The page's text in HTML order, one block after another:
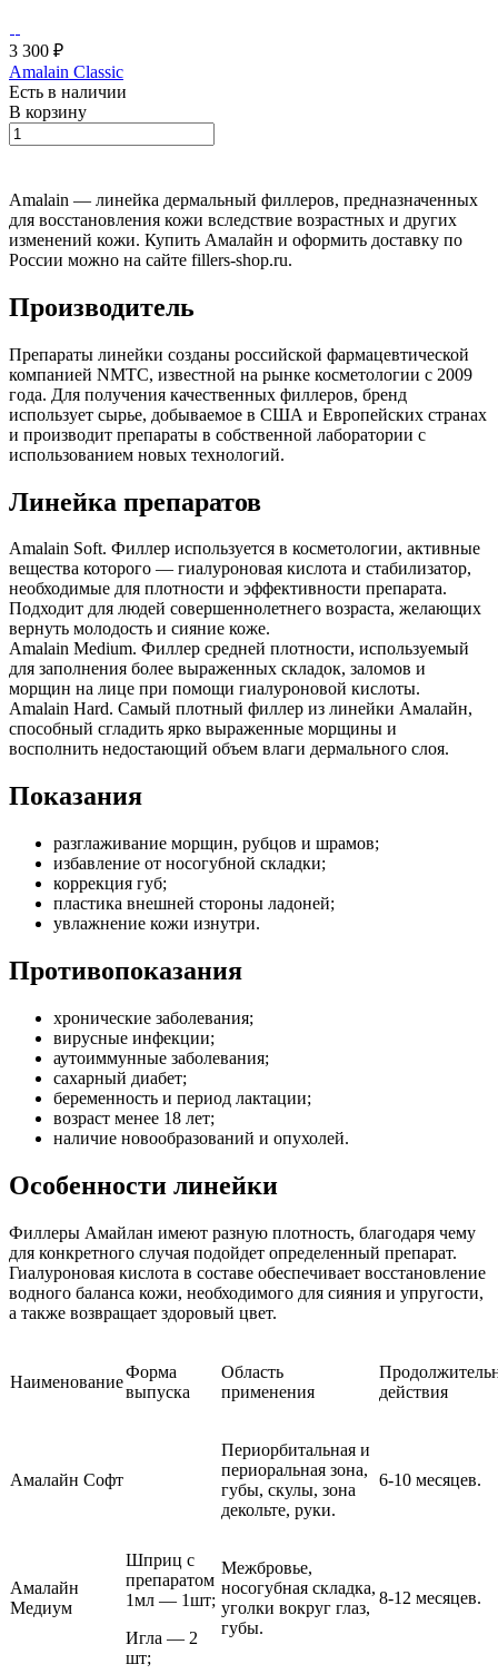
3 300 ₽
Amalain Classic
Есть в наличии
В корзину
Amalain — линейка дермальный филлеров, предназначенных
для восстановления кожи вследствие возрастных и других
изменений кожи. Купить Амалайн и оформить доставку по
России можно на сайте fillers-shop.ru.
Производитель
Препараты линейки созданы российской фармацевтической
компанией NMTC, известной на рынке косметологии с 2009
года. Для получения качественных филлеров, бренд
использует сырье, добываемое в США и Европейских странах
и производит препараты в собственной лаборатории с
использованием новых технологий.
Линейка препаратов
Amalain Soft. Филлер используется в косметологии, активные
вещества которого — гиалуроновая кислота и стабилизатор,
необходимые для плотности и эффективности препарата.
Подходит для людей совершеннолетнего возраста, желающих
вернуть молодость и сияние коже.
Amalain Medium. Филлер средней плотности, используемый
для заполнения более выраженных складок, заломов и
морщин на лице при помощи гиалуроновой кислоты.
Amalain Hard. Самый плотный филлер из линейки Амалайн,
способный сгладить ярко выраженные морщины и
восполнить недостающий объем влаги дермального слоя.
Показания
разглаживание морщин, рубцов и шрамов;
избавление от носогубной складки;
коррекция губ;
пластика внешней стороны ладоней;
увлажнение кожи изнутри.
Противопоказания
хронические заболевания;
вирусные инфекции;
аутоиммунные заболевания;
сахарный диабет;
беременность и период лактации;
возраст менее 18 лет;
наличие новообразований и опухолей.
Особенности линейки
Филлеры Амайлан имеют разную плотность, благодаря чему
для конкретного случая подойдет определенный препарат.
Гиалуроновая кислота в составе обеспечивает восстановление
водного баланса кожи, необходимого для сияния и упругости,
а также возвращает здоровый цвет.
Наименование
Форма
выпуска
Область
применения
действия
Амалайн Софт
Шприц с
препаратом
1мл — 1шт;
Игла — 2
шт;
Периорбитальная и
периоральная зона,
губы, скулы, зона
декольте, руки.
6-10 месяцев.
Амалайн
Медиум
Межбровье,
носогубная складка,
уголки вокруг глаз,
губы.
8-12 месяцев.